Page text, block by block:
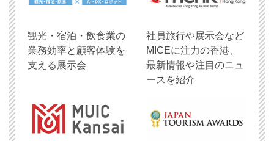
観光・宿泊・飲食業の
業務効率と顧客体験を
支える展示会
社員旅行や展示会など
MICEに注力の香港、
最新情報や注目のニュ
ースを紹介